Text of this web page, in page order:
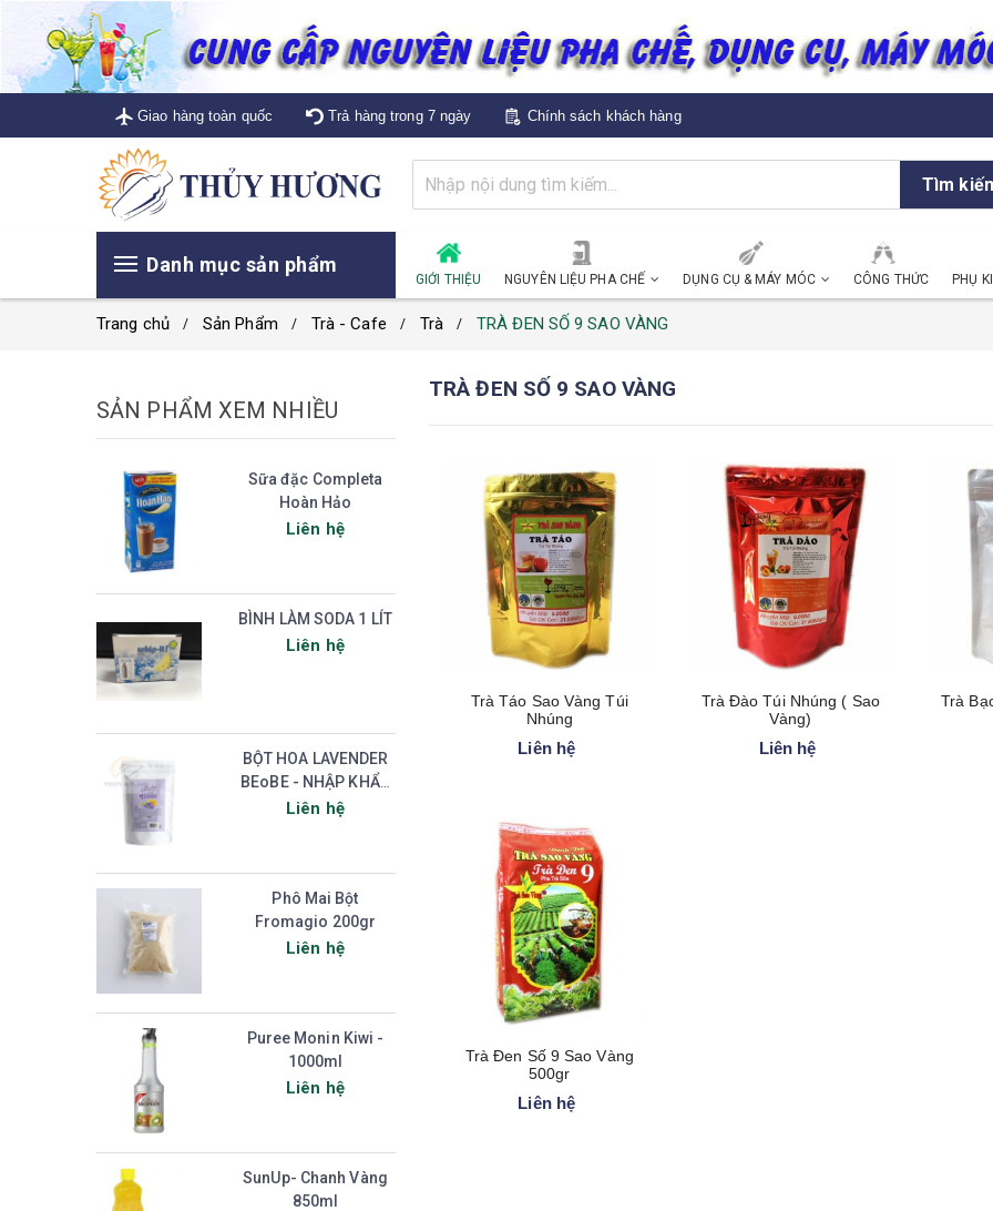
Giao hàng toàn quốc Trả hàng trong 7 ngày Chính sách khách hàng
Tìm
Danh mục sản phẩm
GIỚI THIỆU NGUYÊN LIỆU PHA CHẾ DỤNG CỤ & MÁY MÓC CÔNG THỨC PHỤ
Trang chủ Sản Phẩm Trà - Cafe Trà TRÀ ĐEN SỐ 9 SAO VÀNG
SẢN PHẨM XEM NHIỀU
Sữa đặc Completa
Hoàn Hảo
Liên hệ
BÌNH LÀM SODA 1 LÍT
Liên hệ
BỘT HOA LAVENDER
BEoBE - NHẬP KHẨU
HÀN QUỐC
Liên hệ
Phô Mai Bột
Fromagio 200gr
Liên hệ
Puree Monin Kiwi -
1000ml
Liên hệ
SunUp- Chanh Vàng
850ml
TRÀ ĐEN SỐ 9 SAO VÀNG
Trà Táo Sao Vàng Túi
Nhúng
Liên hệ
Trà Đào Túi Nhúng ( Sao
Vàng)
Liên hệ
Trà
Trà Đen Số 9 Sao Vàng
500gr
Liên hệ